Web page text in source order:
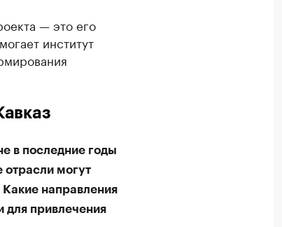
— это его
институт
в последние годы
могут
направления
для привлечения